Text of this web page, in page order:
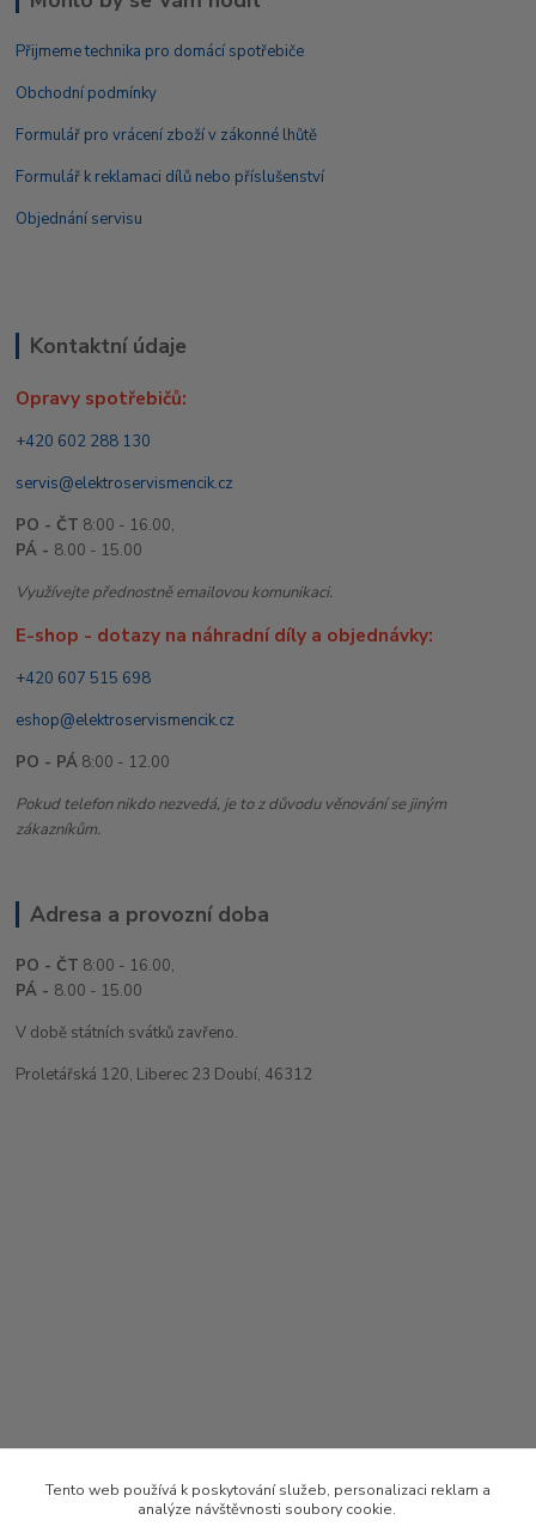
Přijmeme technika pro domácí spotřebiče
Obchodní podmínky
Formulář pro vrácení zboží v zákonné lhůtě
Formulář k reklamaci dílů nebo příslušenství
Objednání servisu
Kontaktní údaje
Opravy spotřebičů:
+420 602 288 130
servis@elektroservismencik.cz
PO - ČT 8:00 - 16.00,
PÁ - 8.00 - 15.00
Využívejte přednostně emailovou komunikaci.
E-shop - dotazy na náhradní díly a objednávky:
+420 607 515 698
eshop@elektroservismencik.cz
PO - PÁ 8:00 - 12.00
Pokud telefon nikdo nezvedá, je to z důvodu věnování se jiným
zákazníkům.
Adresa a provozní doba
PO - ČT 8:00 - 16.00,
PÁ - 8.00 - 15.00
V době státních svátků zavřeno.
Proletářská 120, Liberec 23 Doubí, 46312
Tento web používá k poskytování služeb, personalizaci reklam a
analýze návštěvnosti soubory cookie.